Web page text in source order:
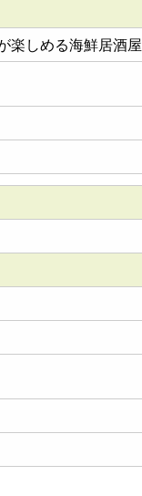
楽しめる海鮮居酒屋